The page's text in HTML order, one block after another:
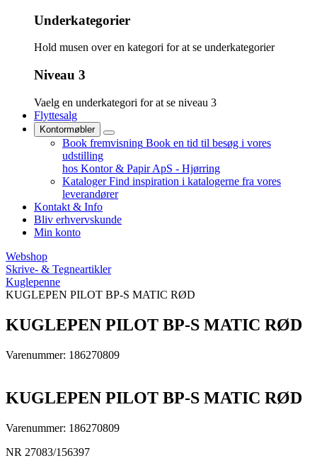
Underkategorier
Hold musen over en kategori for at se underkategorier
Niveau 3
Vaelg en underkategori for at se niveau 3
Flyttesalg
Kontormøbler
Book fremvisning Book en tid til besøg i vores
udstilling
hos Kontor & Papir ApS - Hjørring
Kataloger Find inspiration i katalogerne fra vores
leverandører
Kontakt & Info
Bliv erhvervskunde
Min konto
Webshop
Skrive- & Tegneartikler
Kuglepenne
KUGLEPEN PILOT BP-S MATIC RØD
KUGLEPEN PILOT BP-S MATIC RØD
Varenummer: 186270809
KUGLEPEN PILOT BP-S MATIC RØD
Varenummer: 186270809
NR 27083/156397